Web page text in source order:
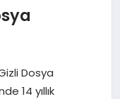
Dosya
14 yıllık